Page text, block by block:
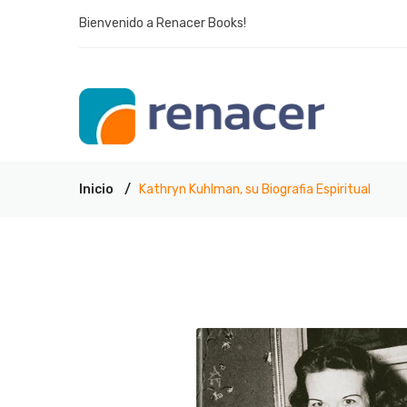
Bienvenido a Renacer Books!
Inicio Kathryn Kuhlman, su Biografia Espiritual